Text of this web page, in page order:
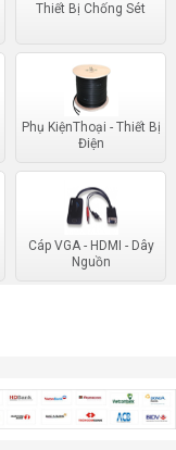
Thiết Bị Chống Sét
Phụ KiệnThoại - Thiết Bị
Điện
Cáp VGA - HDMI - Dây
Nguồn